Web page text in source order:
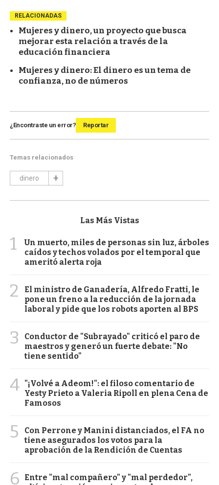
RELACIONADAS
Mujeres y dinero, un proyecto que busca
mejorar esta relación a través de la
educación financiera
Mujeres y dinero: El dinero es un tema de
confianza, no de números
¿Encontraste un error? Reportar
Temas relacionados
dinero
Las Más Vistas
1
Un muerto, miles de personas sin luz, árboles
caídos y techos volados por el temporal que
ameritó alerta roja
2
El ministro de Ganadería, Alfredo Fratti, le
pone un freno a la reducción de la jornada
laboral y pide que los robots aporten al BPS
3
Conductor de "Subrayado" criticó el paro de
maestros y generó un fuerte debate: "No
tiene sentido"
4 "¡Volvé a Adeom!": el filoso comentario de
Yesty Prieto a Valeria Ripoll en plena Cena de
Famosos
5
Con Perrone y Manini distanciados, el FA no
tiene asegurados los votos para la
aprobación de la Rendición de Cuentas
6
Entre "mal compañero" y "mal perdedor",